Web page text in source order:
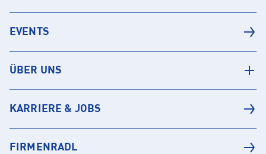
EVENTS
ÜBER UNS
KARRIERE & JOBS
FIRMENRADL